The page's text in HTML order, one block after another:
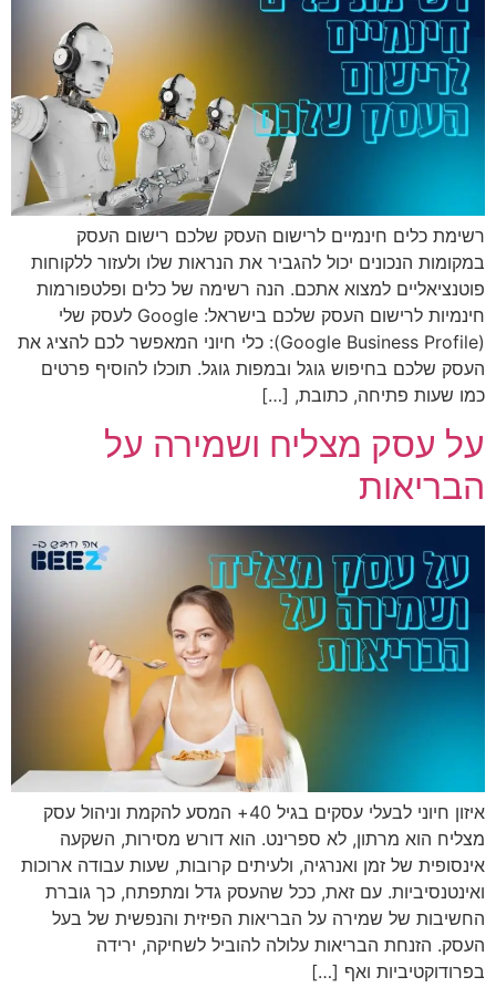
רשימת כלים חינמיים לרישום העסק שלכם רישום העסק
במקומות הנכונים יכול להגביר את הנראות שלו ולעזור ללקוחות
פוטנציאליים למצוא אתכם. הנה רשימה של כלים ופלטפורמות
חינמיות לרישום העסק שלכם בישראל: Google לעסק שלי
(Google Business Profile): כלי חיוני המאפשר לכם להציג את
העסק שלכם בחיפוש גוגל ובמפות גוגל. תוכלו להוסיף פרטים
כמו שעות פתיחה, כתובת, […]
על עסק מצליח ושמירה על
הבריאות
איזון חיוני לבעלי עסקים בגיל 40+ המסע להקמת וניהול עסק
מצליח הוא מרתון, לא ספרינט. הוא דורש מסירות, השקעה
אינסופית של זמן ואנרגיה, ולעיתים קרובות, שעות עבודה ארוכות
ואינטנסיביות. עם זאת, ככל שהעסק גדל ומתפתח, כך גוברת
החשיבות של שמירה על הבריאות הפיזית והנפשית של בעל
העסק. הזנחת הבריאות עלולה להוביל לשחיקה, ירידה
בפרודוקטיביות ואף […]